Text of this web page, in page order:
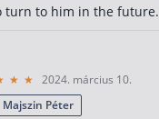
turn to him in the future.
2024. március 10.
Majszin Péter